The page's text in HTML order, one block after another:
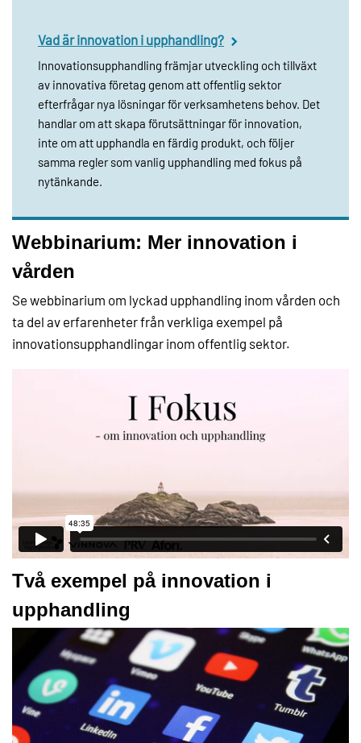
Vad är innovation i upphandling?
Innovationsupphandling främjar utveckling och tillväxt
av innovativa företag genom att offentlig sektor
efterfrågar nya lösningar för verksamhetens behov. Det
handlar om att skapa förutsättningar för innovation,
inte om att upphandla en färdig produkt, och följer
samma regler som vanlig upphandling med fokus på
nytänkande.
Webbinarium: Mer innovation i
vården
Se webbinarium om lyckad upphandling inom vården och
ta del av erfarenheter från verkliga exempel på
innovationsupphandlingar inom offentlig sektor.
Två exempel på innovation i
upphandling